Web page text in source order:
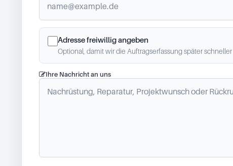
Adresse freiwillig angeben
Optional, damit wir die Auftragserfassung später
Ihre Nachricht an uns